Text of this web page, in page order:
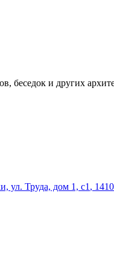
беседок и других
ул. Труда, дом 1, с1 ,